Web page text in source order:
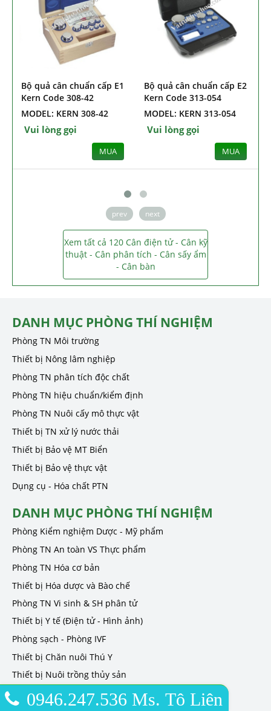
Bộ quả cân chuẩn cấp E1
Kern Code 308-42
MODEL: KERN 308-42
Vui lòng gọi
MUA
Bộ quả cân chuẩn cấp E2
Kern Code 313-054
MODEL: KERN 313-054
Vui lòng gọi
MUA
prev next
Xem tất cả 120 Cân điện tử - Cân kỹ
thuật - Cân phân tích - Cân sấy ẩm
- Cân bàn
DANH MỤC PHÒNG THÍ NGHIỆM
Phòng TN Môi trường
Thiết bị Nông lâm nghiệp
Phòng TN phân tích độc chất
Phòng TN hiệu chuẩn/kiểm định
Phòng TN Nuôi cấy mô thực vật
Thiết bị TN xử lý nước thải
Thiết bị Bảo vệ MT Biển
Thiết bị Bảo vệ thực vật
Dụng cụ - Hóa chất PTN
DANH MỤC PHÒNG THÍ NGHIỆM
Phòng Kiểm nghiệm Dược - Mỹ phẩm
Phòng TN An toàn VS Thực phẩm
Phòng TN Hóa cơ bản
Thiết bị Hóa dược và Bào chế
Phòng TN Vi sinh & SH phân tử
Thiết bị Y tế (Điện tử - Hình ảnh)
Phòng sạch - Phòng IVF
Thiết bị Chăn nuôi Thú Y
Thiết bị Nuôi trồng thủy sản
STECH INTERNATIONAL CO., LTD.
0946.247.536 Ms. Tô Liên